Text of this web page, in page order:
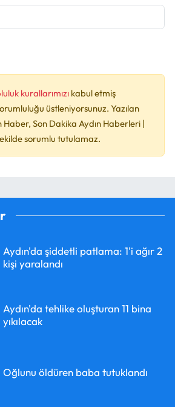
kurallarımızı kabul etmiş
üstleniyorsunuz. Yazılan
Son Dakika Aydın Haberleri |
sorumlu tutulamaz.
Aydın'da şiddetli patlama: 1'i ağır 2
kişi yaralandı
Aydın'da tehlike oluşturan 11 bina
yıkılacak
Oğlunu öldüren baba tutuklandı